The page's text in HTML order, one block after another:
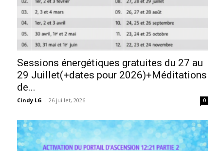
Sessions énergétiques gratuites du 27 au
29 Juillet(+dates pour 2026)+Méditations
de...
Cindy LG - 26 juillet, 2026 0